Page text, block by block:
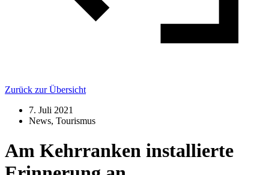
Zurück zur Übersicht
7. Juli 2021
News, Tourismus
Am Kehrranken installierte